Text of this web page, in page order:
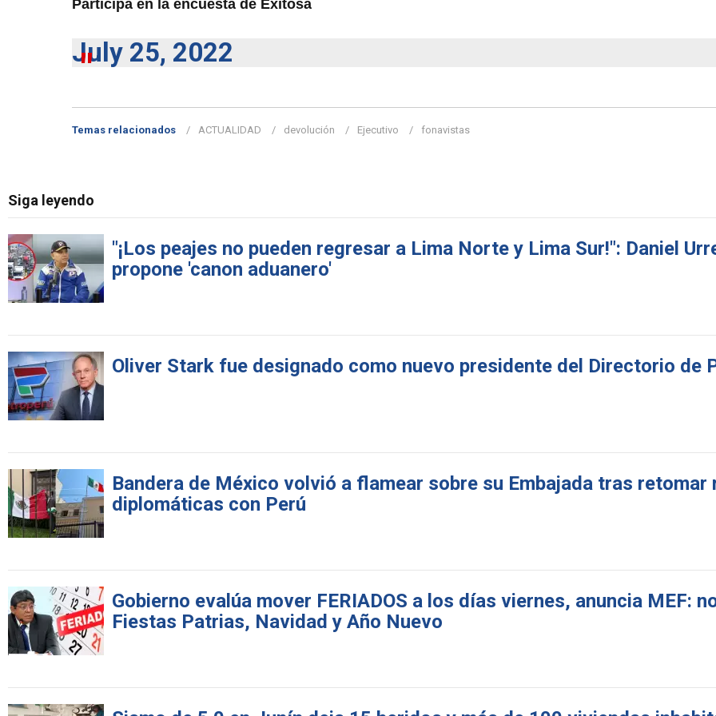
Participa en la encuesta de Exitosa
July 25, 2022
Temas relacionados ACTUALIDAD devolución Ejecutivo fonavistas
Siga leyendo
"¡Los peajes no pueden regresar a Lima Norte y Lima Sur!": Daniel
propone 'canon aduanero'
Oliver Stark fue designado como nuevo presidente del Directorio de
Bandera de México volvió a flamear sobre su Embajada tras retomar
diplomáticas con Perú
Gobierno evalúa mover FERIADOS a los días viernes, anuncia MEF:
Fiestas Patrias, Navidad y Año Nuevo